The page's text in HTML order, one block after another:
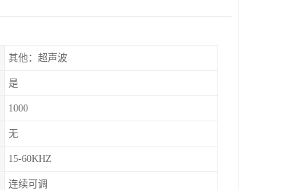
其他：超声波
是
1000
无
15-60KHZ
连续可调